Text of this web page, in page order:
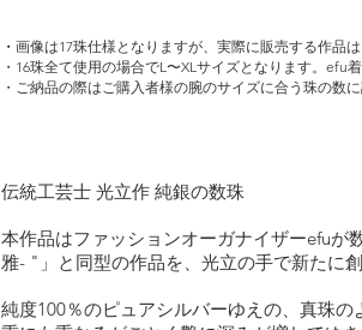
・​ 画像は17珠仕様となりますが、実際に販売する作品
・16珠全て使用の場合でL〜XLサイズとなります。efu
・ご納品の際はご購入者様の腕のサイズに合う珠の数
伝統工芸士 光立作 純銀の数珠
本作品はファッションオーガナイザーefuが
雅- " 」と同型の作品を、光立の手で新たに
純度100％のピュアシルバーゆえの、真珠